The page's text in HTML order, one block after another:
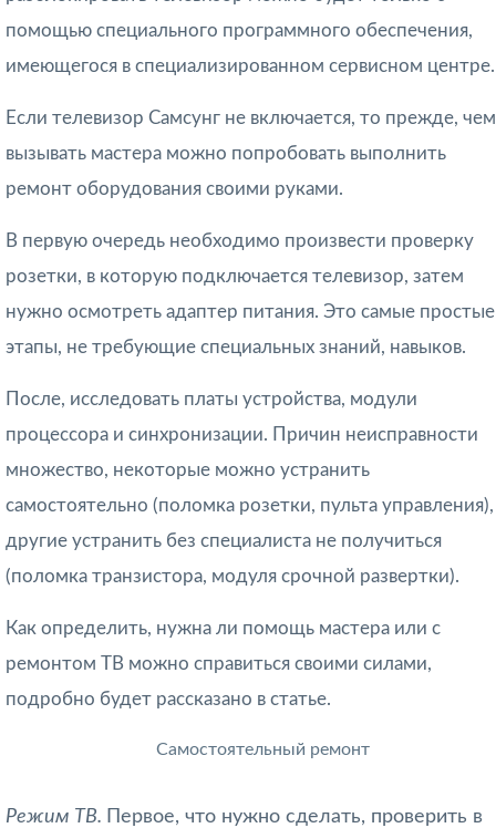
помощью специального программного обеспечения,
имеющегося в специализированном сервисном центре.
Если телевизор Самсунг не включается, то прежде, чем
вызывать мастера можно попробовать выполнить
ремонт оборудования своими руками.
В первую очередь необходимо произвести проверку
розетки, в которую подключается телевизор, затем
нужно осмотреть адаптер питания. Это самые простые
этапы, не требующие специальных знаний, навыков.
После, исследовать платы устройства, модули
процессора и синхронизации. Причин неисправности
множество, некоторые можно устранить
самостоятельно (поломка розетки, пульта управления),
другие устранить без специалиста не получиться
(поломка транзистора, модуля срочной развертки).
Как определить, нужна ли помощь мастера или с
ремонтом ТВ можно справиться своими силами,
подробно будет рассказано в статье.
Самостоятельный ремонт
Режим ТВ. Первое, что нужно сделать, проверить в